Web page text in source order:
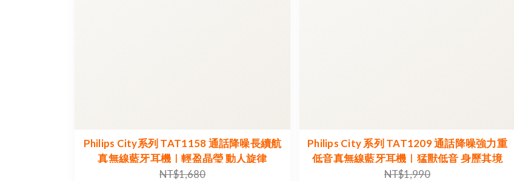
Philips City系列 TAT1158 通話降噪長續航
真無線藍牙耳機｜輕盈晶瑩 動人旋律
NT$1,680
Philips City 系列 TAT1209 通話降噪強力重
低音真無線藍牙耳機｜猛獸低音 身歷其境
NT$1,990